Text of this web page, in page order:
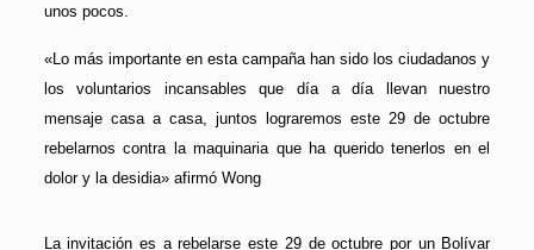
unos pocos.
«Lo más importante en esta campaña han sido los ciudadanos y
los voluntarios incansables que día a día llevan nuestro
mensaje casa a casa, juntos lograremos este 29 de octubre
rebelarnos contra la maquinaria que ha querido tenerlos en el
dolor y la desidia» afirmó Wong
La invitación es a rebelarse este 29 de octubre por un Bolívar